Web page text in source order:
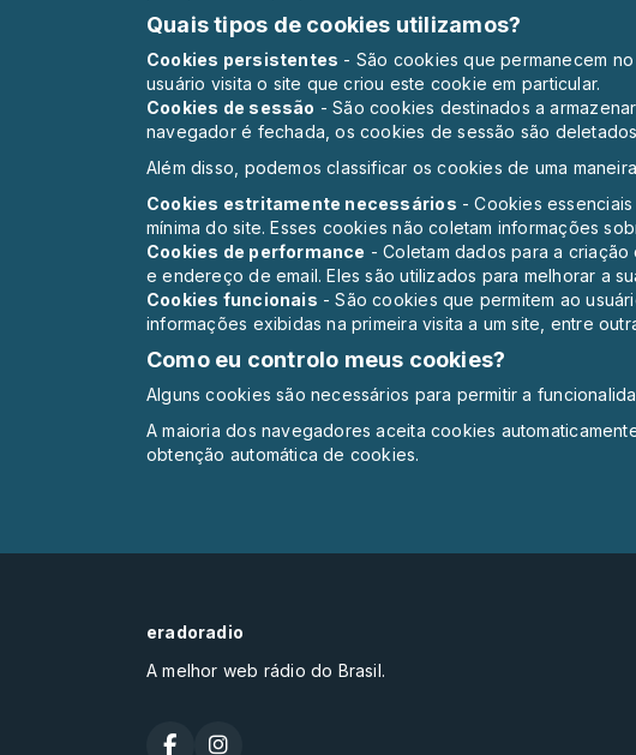
Quais tipos de cookies utilizamos?
Cookies persistentes - São cookies que permanecem
usuário visita o site que criou este cookie em particular.
Cookies de sessão - São cookies destinados a
navegador é fechada, os cookies de sessão são
Além disso, podemos classificar os cookies de uma
Cookies estritamente necessários - Cookies
mínima do site. Esses cookies não coletam informações
Cookies de performance - Coletam dados para a
e endereço de email. Eles são utilizados para melhorar a
Cookies funcionais - São cookies que permitem ao
informações exibidas na primeira visita a um site, entre
Como eu controlo meus cookies?
Alguns cookies são necessários para permitir a
A maioria dos navegadores aceita cookies
obtenção automática de cookies.
eradoradio
A melhor web rádio do Brasil.